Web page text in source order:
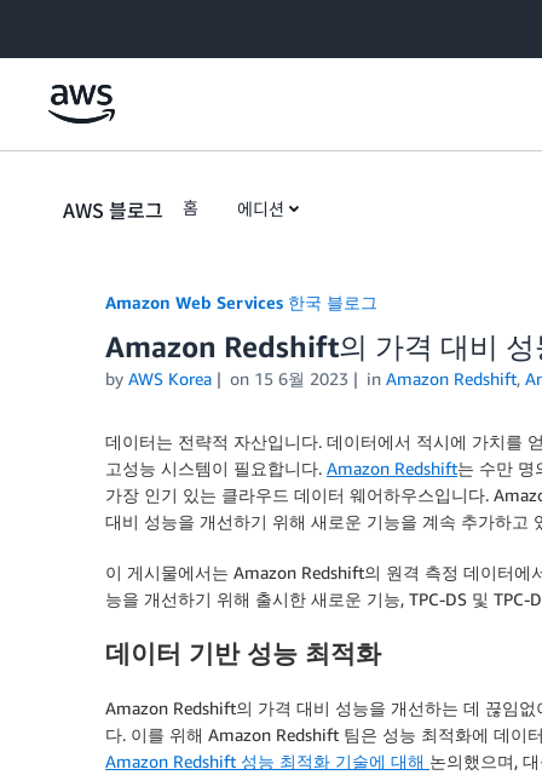
AWS 블로그 홈 에디션
Amazon Web Services 한국 블로그
Amazon Redshift의 가격 대비 성
by AWS Korea on 15 6월 2023 in Amazon Redshift,
데이터는 전략적 자산입니다. 데이터에서 적시에 가치를
고성능 시스템이 필요합니다. Amazon Redshift는 수만 명
가장 인기 있는 클라우드 데이터 웨어하우스입니다.
대비 성능을 개선하기 위해 새로운 기능을 계속 추가하고
이 게시물에서는 Amazon Redshift의 원격 측정 데이터
능을 개선하기 위해 출시한 새로운 기능, TPC-DS 및
데이터 기반 성능 최적화
Amazon Redshift의 가격 대비 성능을 개선하는 데 끊임
다. 이를 위해 Amazon Redshift 팀은 성능 최적화에 데이
Amazon Redshift 성능 최적화 기술에 대해 논의했으며,